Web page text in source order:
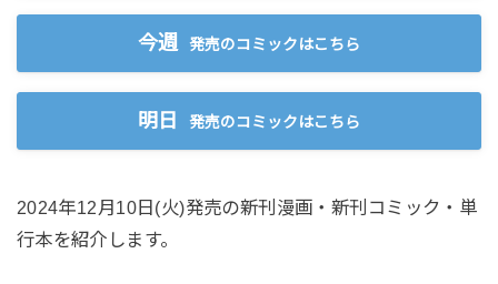
今週 発売のコミックはこちら
明日 発売のコミックはこちら
2024年12月10日(火)発売の新刊漫画・新刊コミック・単
行本を紹介します。